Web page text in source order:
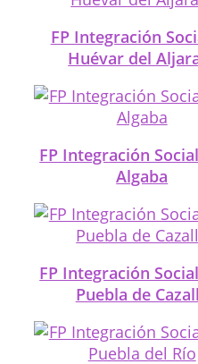
FP Integración
Huévar del
FP Integración
Algaba
FP Integración
Puebla de